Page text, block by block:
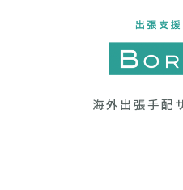
海外出張手配